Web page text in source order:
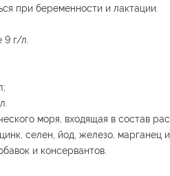
при беременности и лактации.
г/л.
моря, входящая в состав
селен, йод, железо, марганец и
и консервантов.